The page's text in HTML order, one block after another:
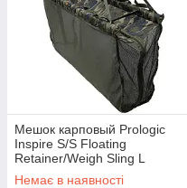
Мешок карповый Prologic
Inspire S/S Floating
Retainer/Weigh Sling L
90x50cm Camo
Немає в наявності